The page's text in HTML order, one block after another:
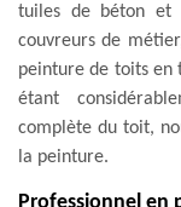
tuiles de béton et
couvreurs de
peinture de toits en
étant
complète du toit,
la peinture.